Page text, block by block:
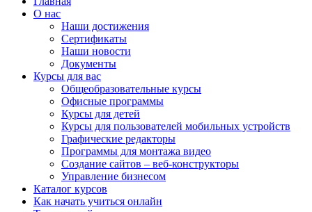
О нас
Наши достижения
Сертификаты
Наши новости
Документы
Курсы для вас
Общеобразовательные курсы
Офисные программы
Курсы для детей
Курсы для пользователей мобильных устройств
Графические редакторы
Программы для монтажа видео
Создание сайтов – веб-конструкторы
Управление бизнесом
Каталог курсов
Как начать учиться онлайн